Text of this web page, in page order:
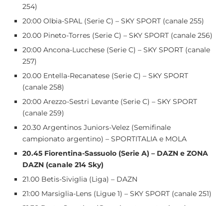
254)
20:00 Olbia-SPAL (Serie C) – SKY SPORT (canale 255)
20.00 Pineto-Torres (Serie C) – SKY SPORT (canale 256)
20:00 Ancona-Lucchese (Serie C) – SKY SPORT (canale
257)
20.00 Entella-Recanatese (Serie C) – SKY SPORT
(canale 258)
20:00 Arezzo-Sestri Levante (Serie C) – SKY SPORT
(canale 259)
20.30 Argentinos Juniors-Velez (Semifinale
campionato argentino) – SPORTITALIA e MOLA
20.45 Fiorentina-Sassuolo (Serie A) – DAZN e ZONA
DAZN (canale 214 Sky)
21.00 Betis-Siviglia (Liga) – DAZN
21:00 Marsiglia-Lens (Ligue 1) – SKY SPORT (canale 251)